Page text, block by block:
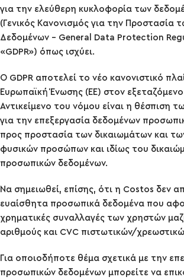
για την ελεύθερη κυκλοφορία των
(Γενικός Κανονισμός για την Προστασία
Δεδομένων – General Data Protection
«GDPR») όπως ισχύει.
Ο GDPR αποτελεί το νέο κανονιστικό
Ευρωπαϊκή Ένωσης (ΕΕ) στον
Αντικείμενο του νόμου είναι η θέσπιση
για την επεξεργασία δεδομένων
προς προστασία των δικαιωμάτων και
φυσικών προσώπων και ιδίως του
προσωπικών δεδομένων.
Να σημειωθεί, επίσης, ότι η Costos δεν
ευαίσθητα προσωπικά δεδομένα που
χρηματικές συναλλαγές των χρηστών
αριθμούς και CVC πιστωτικών/
Για οποιοδήποτε θέμα σχετικά με την
προσωπικών δεδομένων μπορείτε να